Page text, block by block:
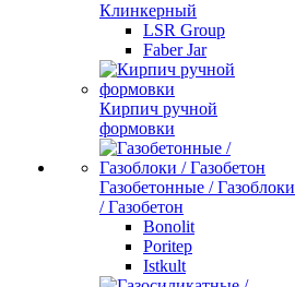
Клинкерный
LSR Group
Faber Jar
Кирпич ручной
формовки
Газобетонные / Газоблоки
/ Газобетон
Bonolit
Poritep
Istkult